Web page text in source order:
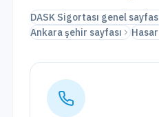
DASK Sigortası genel
Ankara şehir sayfası